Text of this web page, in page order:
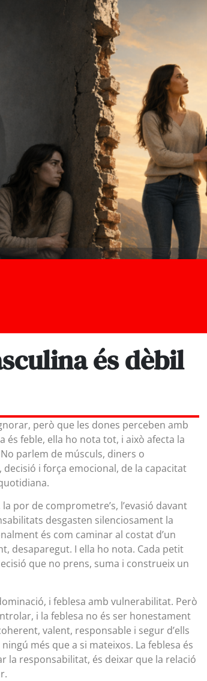
és dèbil
però que les dones perceben amb
és feble, ella ho nota tot, i això afecta la
parlem de músculs, diners o
i força emocional, de la capacitat
por de comprometre’s, l’evasió davant
desgasten silenciosament la
és com caminar al costat d’un
desaparegut. I ella ho nota. Cada petit
que no prens, suma i construeix un
i feblesa amb vulnerabilitat. Però
i la feblesa no és ser honestament
valent, responsable i segur d’ells
més que a si mateixos. La feblesa és
la responsabilitat, és deixar que la relació